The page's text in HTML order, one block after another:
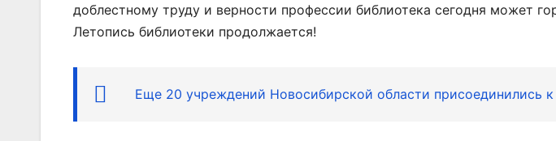
доблестному труду и верности профессии библиотека сегодня может
Летопись библиотеки продолжается!
Еще 20 учреждений Новосибирской области присоединились